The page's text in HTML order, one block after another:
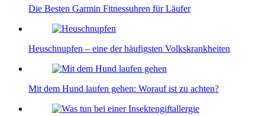
Die Besten Garmin Fitnessuhren für Läufer
Heuschnupfen – eine der häufigsten Volkskrankheiten
Mit dem Hund laufen gehen: Worauf ist zu achten?